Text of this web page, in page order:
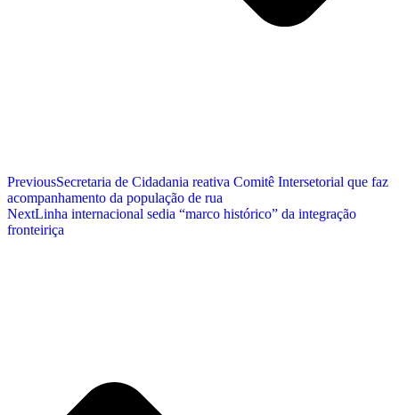
PreviousSecretaria de Cidadania reativa Comitê Intersetorial que faz
acompanhamento da população de rua
NextLinha internacional sedia “marco histórico” da integração
fronteiriça